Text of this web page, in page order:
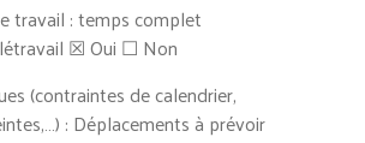
travail : temps complet
☒ Oui ☐ Non
(contraintes de calendrier,
: Déplacements à prévoir